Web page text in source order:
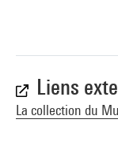
Liens
La collection du